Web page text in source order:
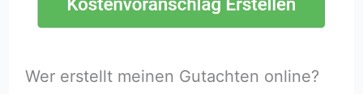
Wer erstellt meinen Gutachten online?